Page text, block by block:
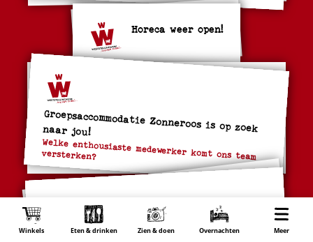
Winkels Eten & drinken Zien & doen Overnachten Wonen
Meer
Horeca weer open!
Groepsaccommodatie Zonneroos is op zoek naar jou!
Welke enthousiaste medewerker komt ons team
versterken?
Bezoek de populairste opera aller tijden